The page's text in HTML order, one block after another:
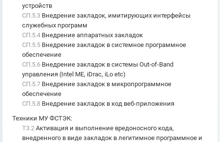
устройств
СП.5.3 Внедрение закладок, имитирующих интерфейсы
служебных программ
СП.5.4 Внедрение аппаратных закладок
СП.5.5 Внедрение закладок в системное программное
обеспечение
СП.5.6 Внедрение закладок в системы Out-of-Band
управления (Intel ME, iDrac, iLo etc)
СП.5.7 Внедрение закладок в микропрограммное
обеспечение
СП.5.8 Внедрение закладок в код веб-приложения
Техники МУ ФСТЭК:
T3.2 Активация и выполнение вредоносного кода,
внедренного в виде закладок в легитимное программное и